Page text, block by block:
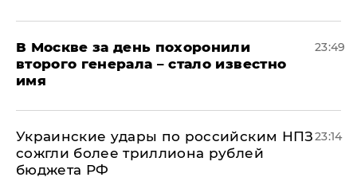
В Москве за день похоронили
второго генерала – стало известно
имя
23:49
Украинские удары по российским НПЗ
сожгли более триллиона рублей
бюджета РФ
23:14